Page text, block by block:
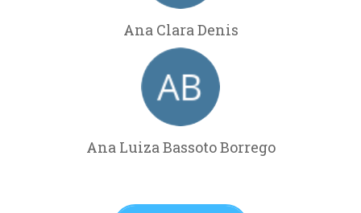
Ana Clara Denis
Ana Luiza Bassoto Borrego